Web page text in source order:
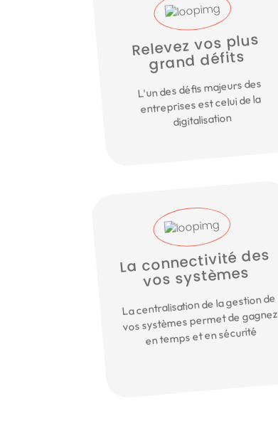
Relevez vos plus
grand défits
L'un des défis majeurs des
entreprises est celui de la
digitalisation
La connectivité des
vos systèmes
La centralisation de la gestion de
vos systèmes permet de gagnez
en temps et en sécurité